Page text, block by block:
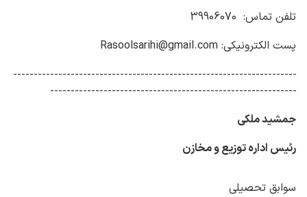
تلفن تماس: 39906070
پست الکترونیکی: Rasoolsarihi@gmail.com
---------------------------------------------------------------------
------------------------------------------------------------
جمشید ملکی
رئیس اداره توزیع و مخازن
سوابق تحصیلی